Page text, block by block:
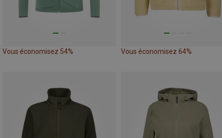
Vous économisez 54% Vous économisez 64%